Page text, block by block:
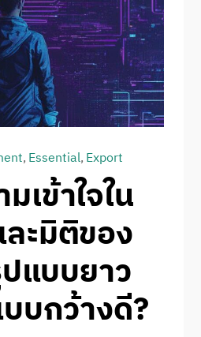
,Essential,Export
เข้าใจใน
ะมิติของ
แบบยาว
บกว้างดี?